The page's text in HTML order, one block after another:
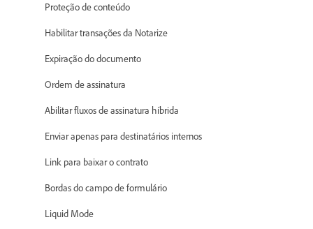
Proteção de conteúdo
Habilitar transações da Notarize
Expiração do documento
Ordem de assinatura
Abilitar fluxos de assinatura híbrida
Enviar apenas para destinatários internos
Link para baixar o contrato
Bordas do campo de formulário
Liquid Mode